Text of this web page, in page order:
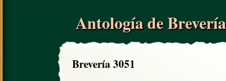
Antología de
Brevería 3051